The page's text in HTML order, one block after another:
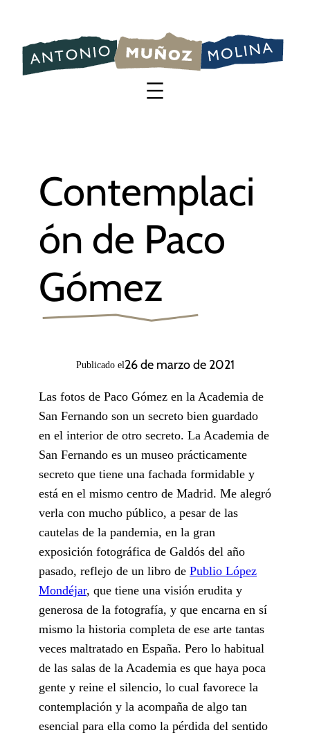
contenido
Contemplaci
ón de Paco
Gómez
Publicado el26 de marzo de 2021
Las fotos de Paco Gómez en la Academia de
San Fernando son un secreto bien guardado
en el interior de otro secreto. La Academia de
San Fernando es un museo prácticamente
secreto que tiene una fachada formidable y
está en el mismo centro de Madrid. Me alegró
verla con mucho público, a pesar de las
cautelas de la pandemia, en la gran
exposición fotográfica de Galdós del año
pasado, reflejo de un libro de Publio López
Mondéjar, que tiene una visión erudita y
generosa de la fotografía, y que encarna en sí
mismo la historia completa de ese arte tantas
veces maltratado en España. Pero lo habitual
de las salas de la Academia es que haya poca
gente y reine el silencio, lo cual favorece la
contemplación y la acompaña de algo tan
esencial para ella como la pérdida del sentido